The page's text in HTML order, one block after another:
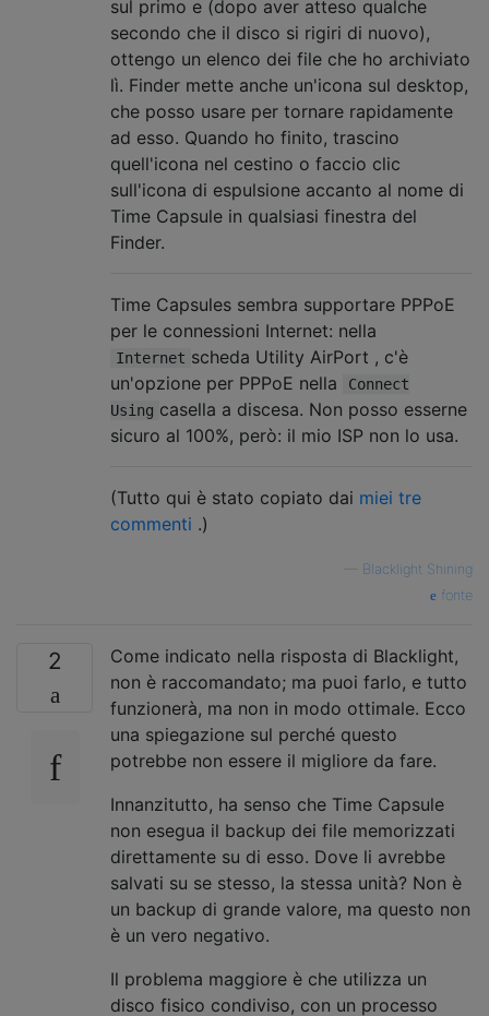
sul primo e (dopo aver atteso qualche
secondo che il disco si rigiri di nuovo),
ottengo un elenco dei file che ho archiviato
lì. Finder mette anche un'icona sul desktop,
che posso usare per tornare rapidamente
ad esso. Quando ho finito, trascino
quell'icona nel cestino o faccio clic
sull'icona di espulsione accanto al nome di
Time Capsule in qualsiasi finestra del
Finder.
Time Capsules sembra supportare PPPoE
per le connessioni Internet: nella
Internet scheda Utility AirPort , c'è
un'opzione per PPPoE nella
Connect
Using casella a discesa. Non posso esserne
sicuro al 100%, però: il mio ISP non lo usa.
(Tutto qui è stato copiato dai miei tre
commenti .)
Blacklight Shining
fonte
2
Come indicato nella risposta di Blacklight,
non è raccomandato; ma puoi farlo, e tutto
funzionerà, ma non in modo ottimale. Ecco
una spiegazione sul perché questo
potrebbe non essere il migliore da fare.
Innanzitutto, ha senso che Time Capsule
non esegua il backup dei file memorizzati
direttamente su di esso. Dove li avrebbe
salvati su se stesso, la stessa unità? Non è
un backup di grande valore, ma questo non
è un vero negativo.
Il problema maggiore è che utilizza un
disco fisico condiviso, con un processo